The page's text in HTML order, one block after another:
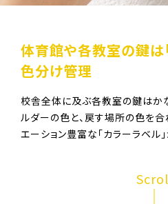
体育館や各教室の鍵は
色分け管理
校舎全体に及ぶ各教室の鍵はか
ルダーの色と、戻す場所の色を
エーション豊富な「カラーラベル